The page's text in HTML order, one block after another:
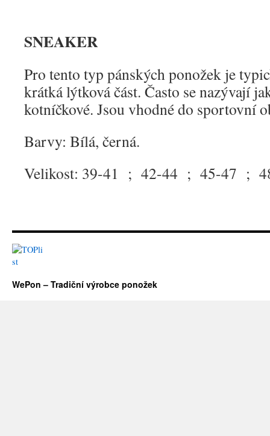
SNEAKER
Pro tento typ pánských ponožek je
krátká lýtková část. Často se nazývají
kotníčkové. Jsou vhodné do sportovní
Barvy: Bílá, černá.
Velikost: 39-41 ; 42-44 ; 45-47 ;
WePon – Tradiční výrobce ponožek